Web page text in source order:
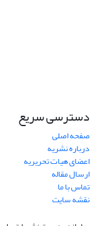
دسترسی سریع
صفحه اصلی
درباره نشریه
اعضای هیات تحریریه
ارسال مقاله
تماس با ما
نقشه سایت